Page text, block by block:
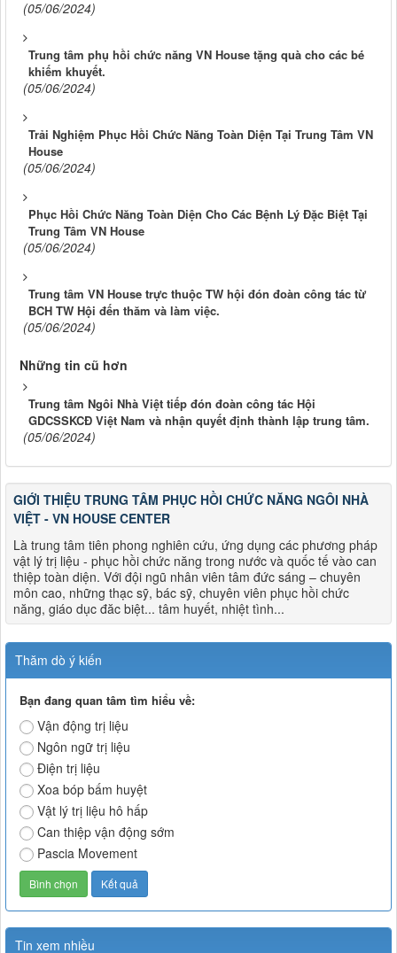
(05/06/2024)
Trung tâm phụ hồi chức năng VN House tặng quà cho các bé
khiếm khuyết.
(05/06/2024)
Trải Nghiệm Phục Hồi Chức Năng Toàn Diện Tại Trung Tâm VN
House
(05/06/2024)
Phục Hồi Chức Năng Toàn Diện Cho Các Bệnh Lý Đặc Biệt Tại
Trung Tâm VN House
(05/06/2024)
Trung tâm VN House trực thuộc TW hội đón đoàn công tác từ
BCH TW Hội đến thăm và làm việc.
(05/06/2024)
Những tin cũ hơn
Trung tâm Ngôi Nhà Việt tiếp đón đoàn công tác Hội
GDCSSKCĐ Việt Nam và nhận quyết định thành lập trung tâm.
(05/06/2024)
GIỚI THIỆU TRUNG TÂM PHỤC HỒI CHỨC NĂNG NGÔI NHÀ
VIỆT - VN HOUSE CENTER
Là trung tâm tiên phong nghiên cứu, ứng dụng các phương pháp
vật lý trị liệu - phục hồi chức năng trong nước và quốc tế vào can
thiệp toàn diện. Với đội ngũ nhân viên tâm đức sáng – chuyên
môn cao, những thạc sỹ, bác sỹ, chuyên viên phục hồi chức
năng, giáo dục đăc biệt... tâm huyết, nhiệt tình...
Thăm dò ý kiến
Bạn đang quan tâm tìm hiểu về:
Vận động trị liệu
Ngôn ngữ trị liệu
Điện trị liệu
Xoa bóp bấm huyệt
Vật lý trị liệu hô hấp
Can thiệp vận động sớm
Pascia Movement
Tin xem nhiều